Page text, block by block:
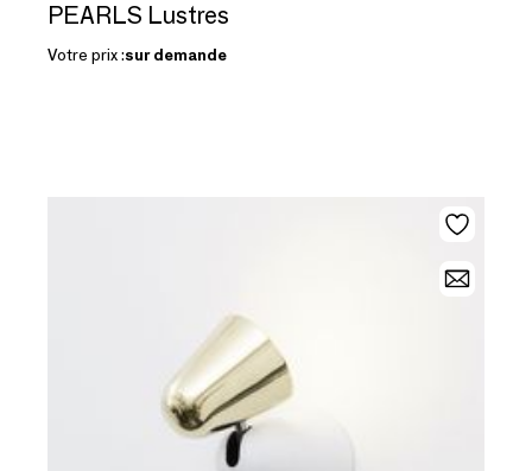
PEARLS Lustres
Votre prix :sur demande